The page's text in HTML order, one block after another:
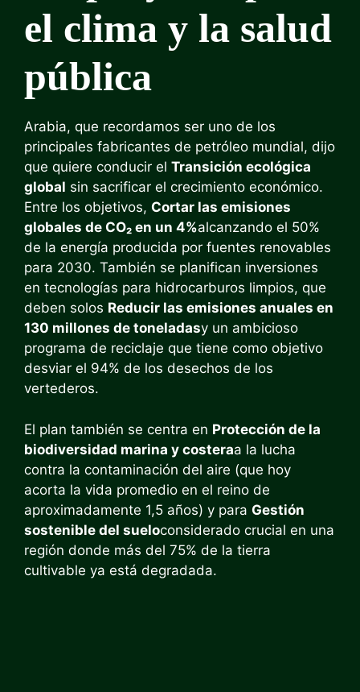
el clima y la salud
pública
Arabia, que recordamos ser uno de los
principales fabricantes de petróleo mundial, dijo
que quiere conducir el Transición ecológica
global sin sacrificar el crecimiento económico.
Entre los objetivos, Cortar las emisiones
globales de CO₂ en un 4%alcanzando el 50%
de la energía producida por fuentes renovables
para 2030. También se planifican inversiones
en tecnologías para hidrocarburos limpios, que
deben solos Reducir las emisiones anuales en
130 millones de toneladasy un ambicioso
programa de reciclaje que tiene como objetivo
desviar el 94% de los desechos de los
vertederos.
El plan también se centra en Protección de la
biodiversidad marina y costeraa la lucha
contra la contaminación del aire (que hoy
acorta la vida promedio en el reino de
aproximadamente 1,5 años) y para Gestión
sostenible del sueloconsiderado crucial en una
región donde más del 75% de la tierra
cultivable ya está degradada.